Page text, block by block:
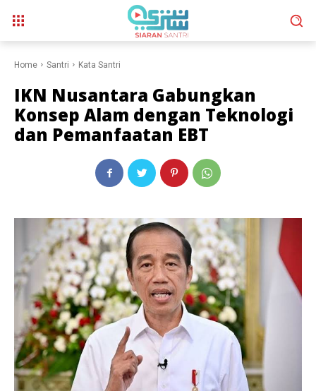
Home Santri Kata Santri
IKN Nusantara Gabungkan
Konsep Alam dengan Teknologi
dan Pemanfaatan EBT